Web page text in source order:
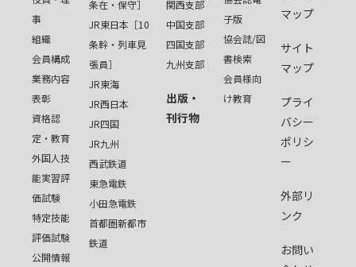
事
組織
会員構成
業務内容
表彰
資格認
定・教育
外国人技
能実習評
価試験
特定技能
評価試験
公開情報
条在・保守］
JR東日本［10
条幹・列車見
張員］
JR東海
JR西日本
JR四国
JR九州
西武鉄道
東急電鉄
小田急電鉄
首都圏新都市
鉄道
関西支部
中国支部
四国支部
九州支部
出版・
刊行物
子版
協会誌/図
書検索
会員様向
け教育
マップ
サイト
マップ
プライ
バシー
ポリシ
ー
外部リ
ンク
お問い